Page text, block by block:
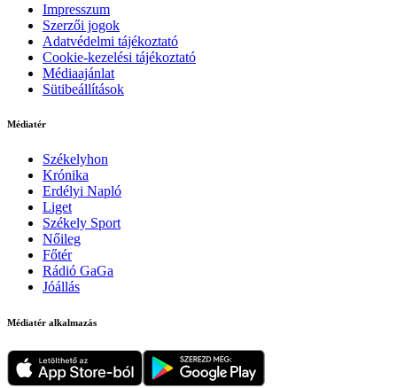
Impresszum
Szerzői jogok
Adatvédelmi tájékoztató
Cookie-kezelési tájékoztató
Médiaajánlat
Sütibeállítások
Médiatér
Székelyhon
Krónika
Erdélyi Napló
Liget
Székely Sport
Nőileg
Főtér
Rádió GaGa
Jóállás
Médiatér alkalmazás